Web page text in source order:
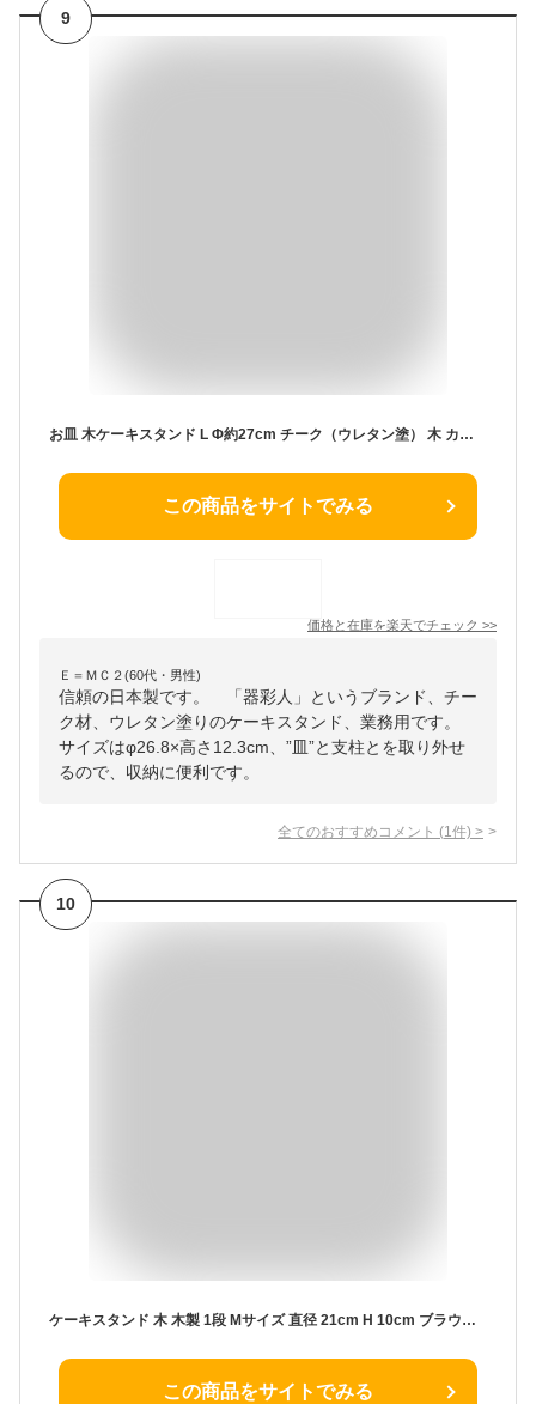
9
お皿 木ケーキスタンド L Φ約27cm チーク（ウレタン塗） 木 カフェ おしゃれ オシャレ レストラン キッチン用品 業務用 ディナー ビュッフェ パーティー おうちカフェ
この商品をサイトでみる
価格と在庫を楽天でチェック >>
Ｅ＝ＭＣ２(60代・男性)
信頼の日本製です。 「器彩人」というブランド、チー
ク材、ウレタン塗りのケーキスタンド、業務用です。
サイズはφ26.8×高さ12.3cm、”皿”と支柱とを取り外せ
るので、収納に便利です。
全てのおすすめコメント (1 件) >
10
ケーキスタンド 木 木製 1段 Mサイズ 直径 21cm H 10cm ブラウン ケーキ トレー トレイ スタンド 台 タワー スタンドトレイ コンポート デコレーショントレイ チークウッド アンティーク風 おしゃれ かわいい 北欧 リゾート アジアン 雑貨 アジアン雑貨 バリ [13967]
この商品をサイトでみる